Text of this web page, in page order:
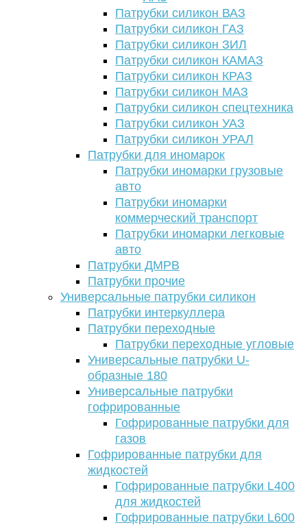
Патрубки силикон ВАЗ
Патрубки силикон ГАЗ
Патрубки силикон ЗИЛ
Патрубки силикон КАМАЗ
Патрубки силикон КРАЗ
Патрубки силикон МАЗ
Патрубки силикон спецтехника
Патрубки силикон УАЗ
Патрубки силикон УРАЛ
Патрубки для иномарок
Патрубки иномарки грузовые
авто
Патрубки иномарки
коммерческий транспорт
Патрубки иномарки легковые
авто
Патрубки ДМРВ
Патрубки прочие
Универсальные патрубки силикон
Патрубки интеркуллера
Патрубки переходные
Патрубки переходные угловые
Универсальные патрубки U-
образные 180
Универсальные патрубки
гофрированные
Гофрированные патрубки для
газов
Гофрированные патрубки для
жидкостей
Гофрированные патрубки L400
для жидкостей
Гофрированные патрубки L600